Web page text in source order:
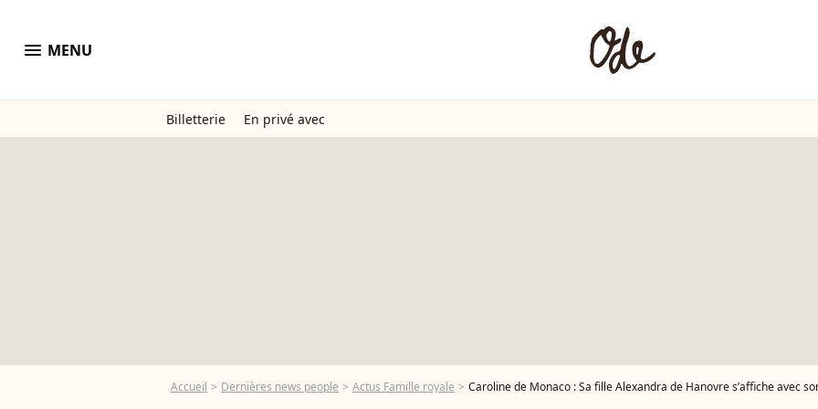
menu MENU
Billetterie En privé avec
Accueil Dernières news people Actus Famille royale Caroline de Monaco : Sa fille Alexandra de Hanovre s’affiche avec son